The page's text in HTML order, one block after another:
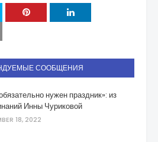
СООБЩЕНИЯ
нужен праздник»: из
Инны Чуриковой
18, 2022